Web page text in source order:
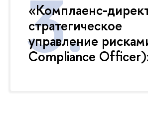
«Комплаенс-
стратегическое
управление
Compliance